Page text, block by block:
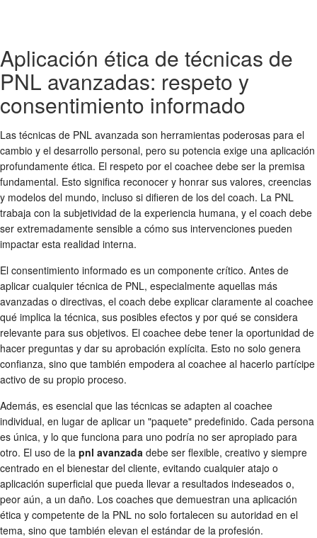
Aplicación ética de técnicas de
PNL avanzadas: respeto y
consentimiento informado
Las técnicas de PNL avanzada son herramientas poderosas para el
cambio y el desarrollo personal, pero su potencia exige una aplicación
profundamente ética. El respeto por el coachee debe ser la premisa
fundamental. Esto significa reconocer y honrar sus valores, creencias
y modelos del mundo, incluso si difieren de los del coach. La PNL
trabaja con la subjetividad de la experiencia humana, y el coach debe
ser extremadamente sensible a cómo sus intervenciones pueden
impactar esta realidad interna.
El consentimiento informado es un componente crítico. Antes de
aplicar cualquier técnica de PNL, especialmente aquellas más
avanzadas o directivas, el coach debe explicar claramente al coachee
qué implica la técnica, sus posibles efectos y por qué se considera
relevante para sus objetivos. El coachee debe tener la oportunidad de
hacer preguntas y dar su aprobación explícita. Esto no solo genera
confianza, sino que también empodera al coachee al hacerlo partícipe
activo de su propio proceso.
Además, es esencial que las técnicas se adapten al coachee
individual, en lugar de aplicar un "paquete" predefinido. Cada persona
es única, y lo que funciona para uno podría no ser apropiado para
otro. El uso de la pnl avanzada debe ser flexible, creativo y siempre
centrado en el bienestar del cliente, evitando cualquier atajo o
aplicación superficial que pueda llevar a resultados indeseados o,
peor aún, a un daño. Los coaches que demuestran una aplicación
ética y competente de la PNL no solo fortalecen su autoridad en el
tema, sino que también elevan el estándar de la profesión.